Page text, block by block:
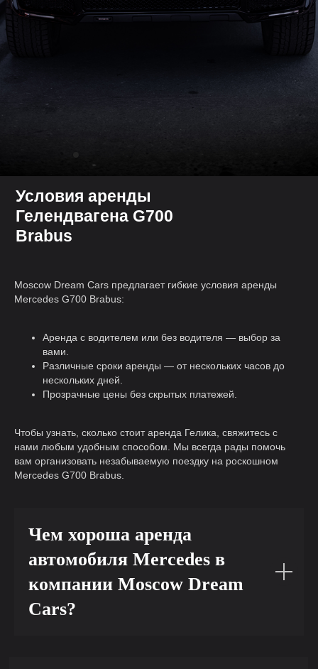
Условия аренды
Гелендвагена G700
Brabus
Moscow Dream Cars предлагает гибкие условия аренды
Mercedes G700 Brabus:
Аренда с водителем или без водителя — выбор за
вами.
Различные сроки аренды — от нескольких часов до
нескольких дней.
Прозрачные цены без скрытых платежей.
Чтобы узнать, сколько стоит аренда Гелика, свяжитесь с
нами любым удобным способом. Мы всегда рады помочь
вам организовать незабываемую поездку на роскошном
Mercedes G700 Brabus.
Чем хороша аренда
автомобиля Mercedes в
компании Moscow Dream
Cars?